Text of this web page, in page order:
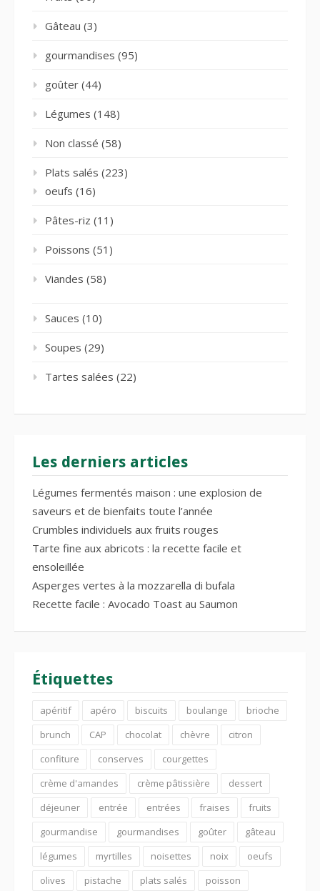
Gâteau (3)
gourmandises (95)
goûter (44)
Légumes (148)
Non classé (58)
Plats salés (223)
oeufs (16)
Pâtes-riz (11)
Poissons (51)
Viandes (58)
Sauces (10)
Soupes (29)
Tartes salées (22)
Les derniers articles
Légumes fermentés maison : une explosion de
saveurs et de bienfaits toute l’année
Crumbles individuels aux fruits rouges
Tarte fine aux abricots : la recette facile et
ensoleillée
Asperges vertes à la mozzarella di bufala
Recette facile : Avocado Toast au Saumon
Étiquettes
apéritif apéro biscuits boulange
brioche
brunch
CAP chocolat chèvre
citron
confiture
conserves
courgettes
crème d'amandes
crème pâtissière
dessert
déjeuner
entrée entrées fraises
fruits
gourmandise
gourmandises goûter
gâteau
légumes
myrtilles noisettes noix
oeufs
olives
pistache plats salés poisson